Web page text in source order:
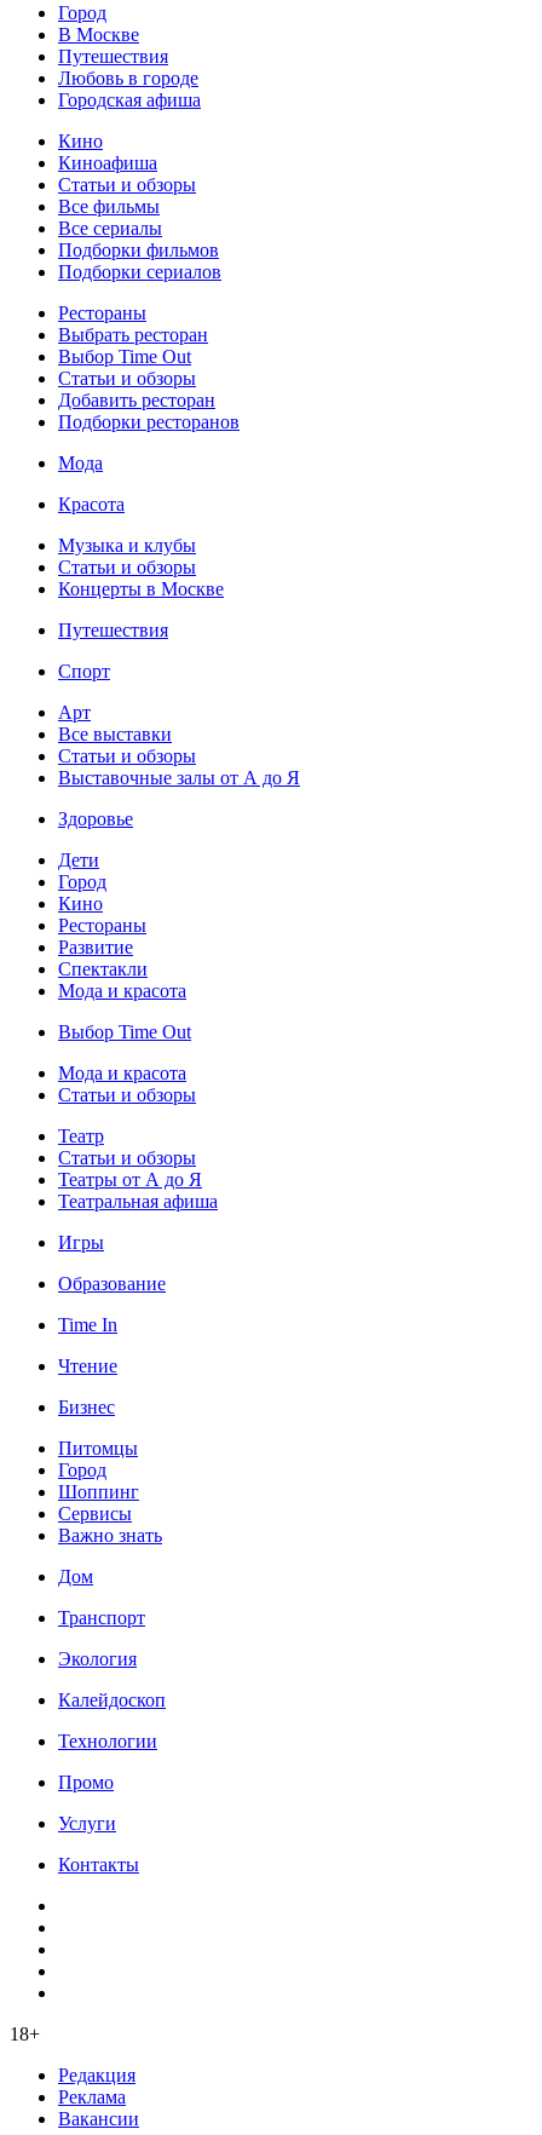
Город
В Москве
Путешествия
Любовь в городе
Городская афиша
Кино
Киноафиша
Статьи и обзоры
Все фильмы
Все сериалы
Подборки фильмов
Подборки сериалов
Рестораны
Выбрать ресторан
Выбор Time Out
Статьи и обзоры
Добавить ресторан
Подборки ресторанов
Мода
Красота
Музыка и клубы
Статьи и обзоры
Концерты в Москве
Путешествия
Спорт
Арт
Все выставки
Статьи и обзоры
Выставочные залы от А до Я
Здоровье
Дети
Город
Кино
Рестораны
Развитие
Спектакли
Мода и красота
Выбор Time Out
Мода и красота
Статьи и обзоры
Театр
Статьи и обзоры
Театры от А до Я
Театральная афиша
Игры
Образование
Time In
Чтение
Бизнес
Питомцы
Город
Шоппинг
Сервисы
Важно знать
Дом
Транспорт
Экология
Калейдоскоп
Технологии
Промо
Услуги
Контакты
18+
Редакция
Реклама
Вакансии